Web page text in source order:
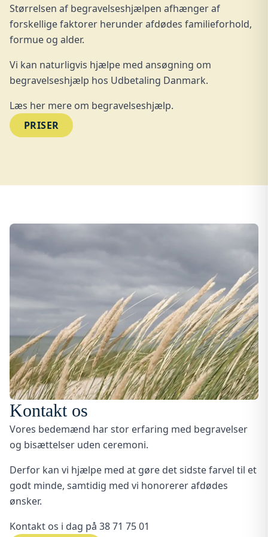
Størrelsen af begravelseshjælpen afhænger af
forskellige faktorer herunder afdødes familieforhold,
formue og alder.
Vi kan naturligvis hjælpe med ansøgning om
begravelseshjælp hos Udbetaling Danmark.
Læs her mere om begravelseshjælp.
PRISER
Kontakt os
Vores bedemænd har stor erfaring med begravelser
og bisættelser uden ceremoni.
Derfor kan vi hjælpe med at gøre det sidste farvel til et
godt minde, samtidig med vi honorerer afdødes
ønsker.
Kontakt os i dag på 38 71 75 01